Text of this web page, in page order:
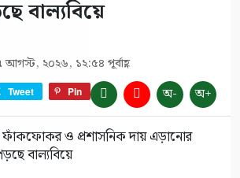
বাল্যবিয়ে
আগস্ট, ২০২৬, ১২:৫৪ পূর্বাহ্ণ
Tweet Pin অ- অ+